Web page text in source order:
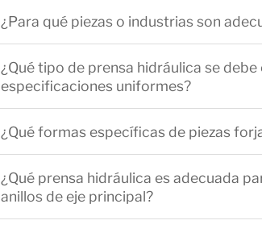
¿Para qué piezas o industrias son
¿Qué tipo de prensa hidráulica se
especificaciones uniformes?
¿Qué formas específicas de piezas
¿Qué prensa hidráulica es adecuada
anillos de eje principal?